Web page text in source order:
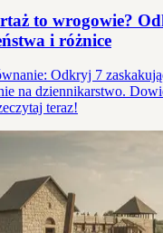
to wrogowie?
i różnice
Odkryj 7
na dziennikarstwo.
teraz!